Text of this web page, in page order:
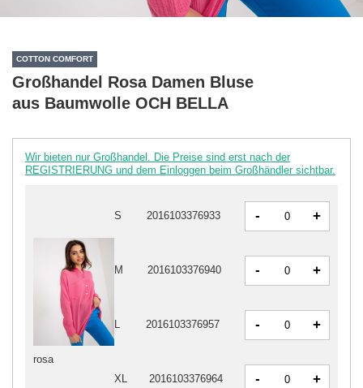
COTTON COMFORT
Großhandel Rosa Damen Bluse
aus Baumwolle OCH BELLA
Wir bieten nur Großhandel. Die Preise sind erst nach der
REGISTRIERUNG und dem Einloggen beim Großhändler sichtbar.
rosa
S 2016103376933 - +
M 2016103376940 - +
L 2016103376957 - +
XL 2016103376964 - +